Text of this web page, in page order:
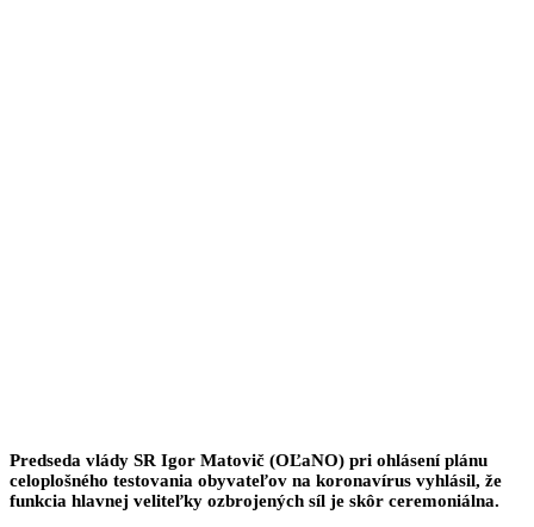
Predseda vlády SR Igor Matovič (OĽaNO) pri ohlásení plánu
celoplošného testovania obyvateľov na koronavírus vyhlásil, že
funkcia hlavnej veliteľky ozbrojených síl je skôr ceremoniálna.